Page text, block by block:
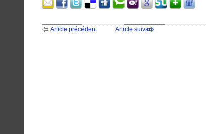
Article précédent Article suivant